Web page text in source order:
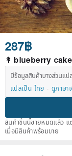
287฿
↟ blueberry
มีข้อมูลสินค้าบางส่วนแป
แปลเป็น ไทย
ดูภาษา
สินค้าชิ้นนี้ขายหมดแล้ว
เมื่อมีสินค้าพร้อมขาย